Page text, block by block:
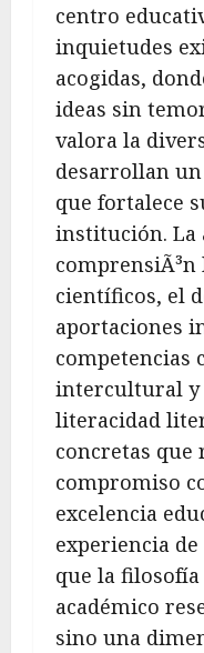
centro
inquietudes
acogidas,
ideas sin
valora la
desarrollan
que fortalece
institución. La
científicos, el
aportaciones
competencias
intercultural y
literacidad
concretas que
compromiso
excelencia
experiencia
que la
académico
sino una